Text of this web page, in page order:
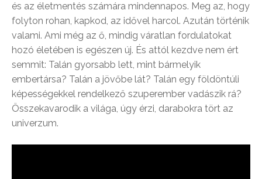
és az életmentés számára mindennapos. Meg az, hogy
folyton rohan, kapkod, az idővel harcol. Azután történik
valami. Ami még az ő, mindig váratlan fordulatokat
hozó életében is egészen új. És attól kezdve nem ért
semmit: Talán gyorsabb lett, mint bármelyik
embertársa? Talán a jövőbe lát? Talán egy földöntúli
képességekkel rendelkező szuperember vadászik rá?
Összekavarodik a világa, úgy érzi, darabokra tört az
univerzum.